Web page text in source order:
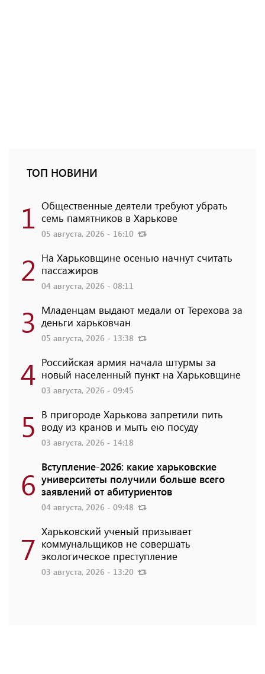
ТОП НОВИНИ
1 Общественные деятели требуют убрать
семь памятников в Харькове
05 августа, 2026 - 16:10
2 На Харьковщине осенью начнут считать
пассажиров
04 августа, 2026 - 08:11
3 Младенцам выдают медали от Терехова за
деньги харьковчан
05 августа, 2026 - 13:38
4 Российская армия начала штурмы за
новый населенный пункт на Харьковщине
03 августа, 2026 - 09:45
5 В пригороде Харькова запретили пить
воду из кранов и мыть ею посуду
03 августа, 2026 - 14:18
6 Вступление-2026: какие харьковские
университеты получили больше всего
заявлений от абитуриентов
04 августа, 2026 - 09:48
7 Харьковский ученый призывает
коммунальщиков не совершать
экологическое преступление
03 августа, 2026 - 13:20